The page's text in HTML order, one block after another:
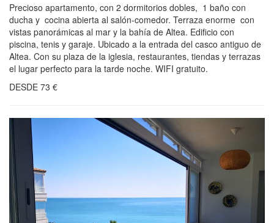
Precioso apartamento, con 2 dormitorios dobles, 1 baño con
ducha y cocina abierta al salón-comedor. Terraza enorme con
vistas panorámicas al mar y la bahía de Altea. Edificio con
piscina, tenis y garaje. Ubicado a la entrada del casco antiguo de
Altea. Con su plaza de la iglesia, restaurantes, tiendas y terrazas
el lugar perfecto para la tarde noche. WIFI gratuito.
DESDE 73 €